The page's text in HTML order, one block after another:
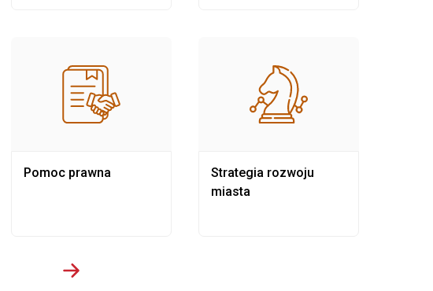
Pomoc prawna
Strategia rozwoju
miasta